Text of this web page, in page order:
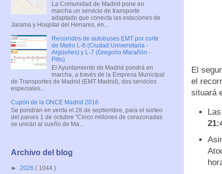
El
el
situará
La Comunidad de Madrid pone en
marcha un servicio de transporte
adaptado que conecta las estaciones de
Jarama y Hospital del Henares, en...
Recorridos de autobuses EMT por corte
de Metro L-6 (Ciudad Universitaria -
Argüelles) y L-7 (Gregorio Marañón -
Pitis)
El Ayuntamiento de Madrid pondrá en
marcha, a través de la Empresa Municipal
de Transportes de Madrid (EMT Madrid), dos servicios
especiales...
Cupón de la ONCE Madrid 2016
Se pondrán en venta el 28 de septiembre, para el sorteo
del jueves 1 de octubre "Cinco millones de corazonadas
se unirán al sueño de Ma...
Archivo del blog
► 2026 ( 1044 )